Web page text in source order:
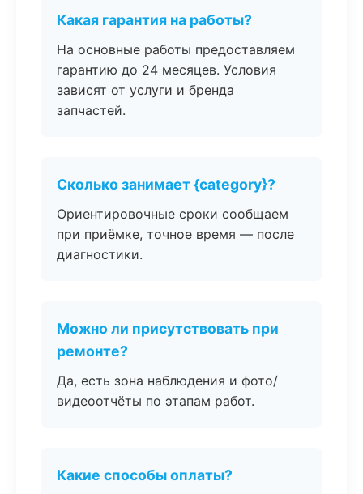
Какая гарантия на работы?
На основные работы предоставляем
гарантию до 24 месяцев. Условия
зависят от услуги и бренда
запчастей.
Сколько занимает {category}?
Ориентировочные сроки сообщаем
при приёмке, точное время — после
диагностики.
Можно ли присутствовать при
ремонте?
Да, есть зона наблюдения и фото/
видеоотчёты по этапам работ.
Какие способы оплаты?